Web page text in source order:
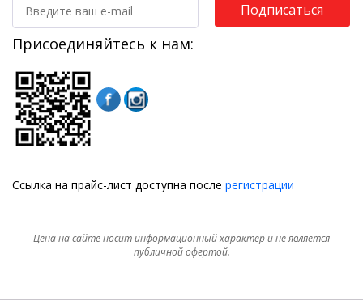
Подписаться
Присоединяйтесь к нам:
Ссылка на прайс-лист доступна после регистрации
Цена на сайте носит информационный характер и не является
публичной офертой.